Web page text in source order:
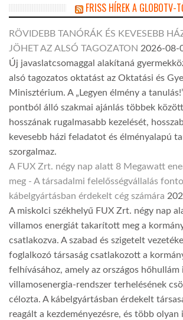
FRISS HÍREK A GLOBOTV-
RÖVIDEBB TANÓRÁK ÉS KEVESEBB
JÖHET AZ ALSÓ TAGOZATON 2026-08-
Új javaslatcsomaggal alakítaná
alsó tagozatos oktatást az Oktatási és
Minisztérium. A „Legyen élmény a
pontból álló szakmai ajánlás többek
hosszának rugalmasabb kezelését,
kevesebb házi feladatot és élményalapú
szorgalmaz.
A FUX Zrt. négy nap alatt 8 Megawatt
meg - A társadalmi felelősségvállalás
kábelgyártásban érdekelt cég számára
A miskolci székhelyű FUX Zrt. négy nap
villamos energiát takarított meg a
csatlakozva. A szabad és szigetelt
foglalkozó társaság csatlakozott a
felhívásához, amely az országos hőhullám
villamosenergia-rendszer terhelésének
célozta. A kábelgyártásban érdekelt
reagált a kezdeményezésre, és több olyan